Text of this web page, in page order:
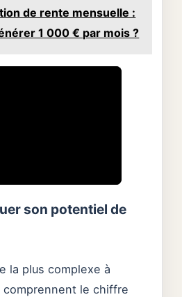
de rente mensuelle :
1 000 € par mois ?
son potentiel de
la plus complexe à
le chiffre